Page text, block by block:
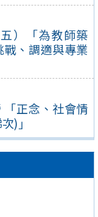
）「為教師築
、調適與專業
正念、社會情
)」